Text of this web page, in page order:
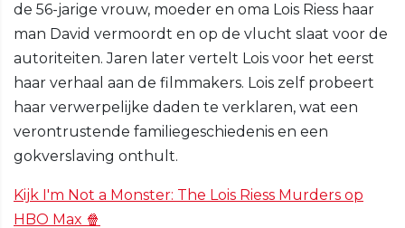
de 56-jarige vrouw, moeder en oma Lois Riess haar
man David vermoordt en op de vlucht slaat voor de
autoriteiten. Jaren later vertelt Lois voor het eerst
haar verhaal aan de filmmakers. Lois zelf probeert
haar verwerpelijke daden te verklaren, wat een
verontrustende familiegeschiedenis en een
gokverslaving onthult.
Kijk I'm Not a Monster: The Lois Riess Murders op
HBO Max 🍿